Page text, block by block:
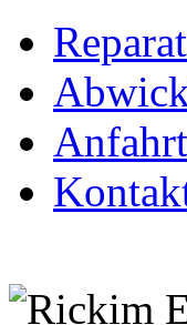
Anfahrt